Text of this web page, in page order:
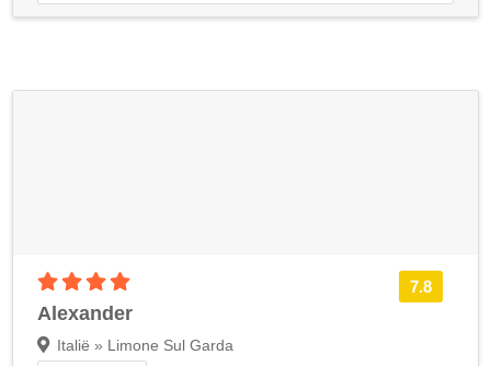
7.8
Alexander
Italië » Limone Sul Garda